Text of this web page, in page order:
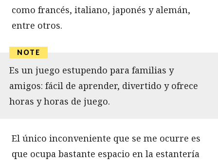
como francés, italiano, japonés y alemán,
entre otros.
Es un juego estupendo para familias y
amigos: fácil de aprender, divertido y ofrece
horas y horas de juego.
El único inconveniente que se me ocurre es
que ocupa bastante espacio en la estantería